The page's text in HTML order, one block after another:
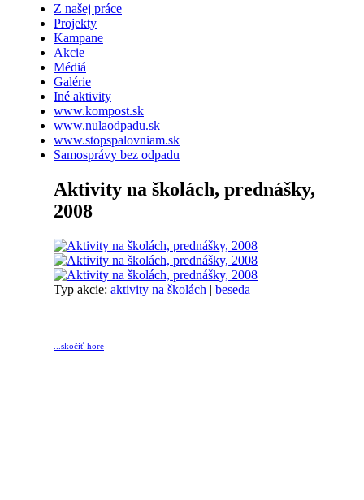
Z našej práce
Projekty
Kampane
Akcie
Médiá
Galérie
Iné aktivity
www.kompost.sk
www.nulaodpadu.sk
www.stopspalovniam.sk
Samosprávy bez odpadu
Aktivity na školách, prednášky,
2008
Typ akcie: aktivity na školách | beseda
...skočiť hore